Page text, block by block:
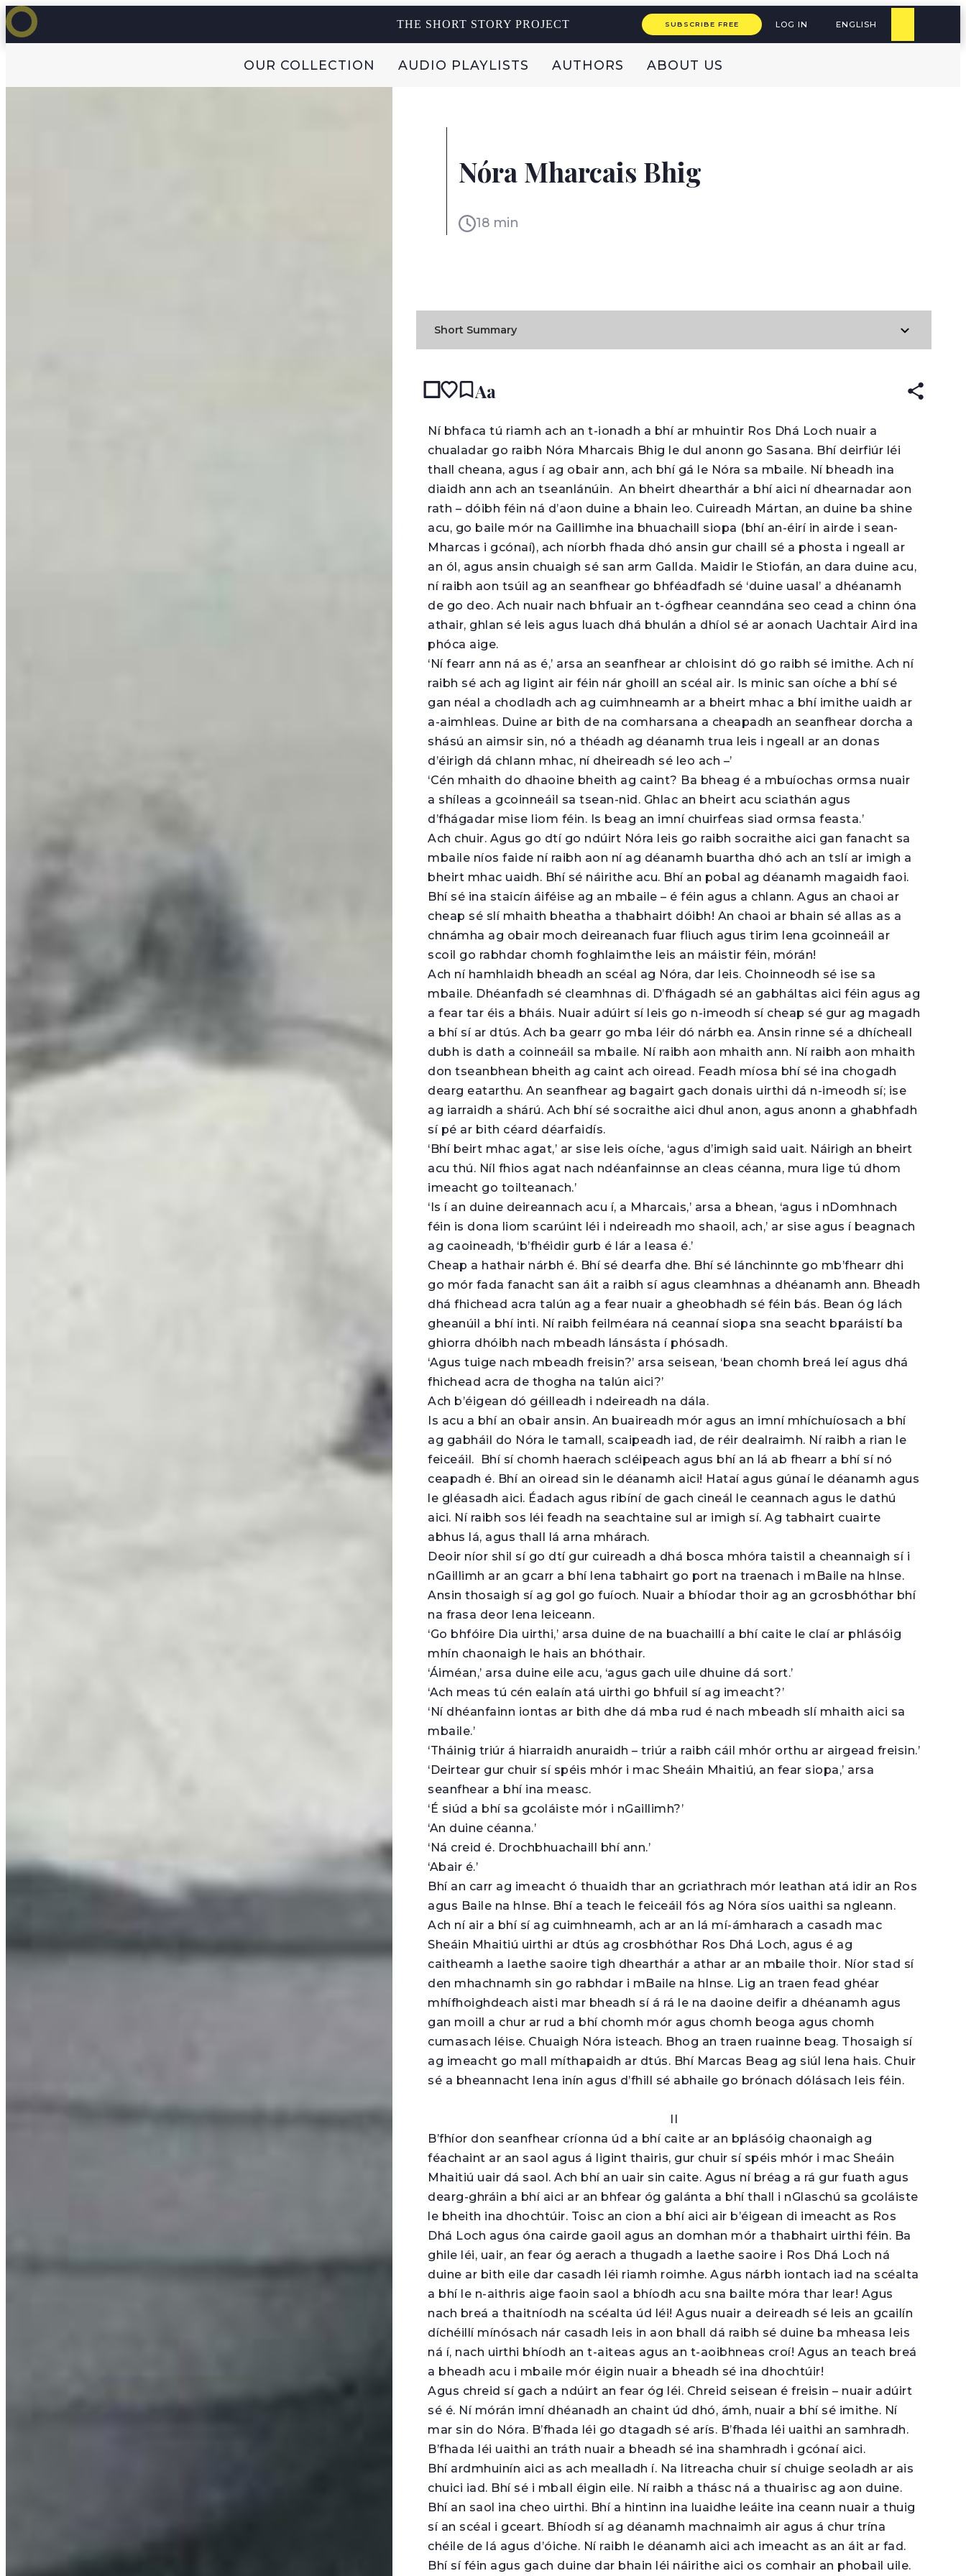
THE SHORT STORY PROJECT SUBSCRIBE FREE LOG IN ENGLISH
OUR COLLECTION AUDIO PLAYLISTS AUTHORS ABOUT US
Nóra Mharcais Bhig
18 min
Short Summary
Aa
Ní bhfaca tú riamh ach an t-ionadh a bhí ar mhuintir Ros Dhá Loch nuair a
chualadar go raibh Nóra Mharcais Bhig le dul anonn go Sasana. Bhí deirfiúr léi
thall cheana, agus í ag obair ann, ach bhí gá le Nóra sa mbaile. Ní bheadh ina
diaidh ann ach an tseanlánúin. An bheirt dhearthár a bhí aici ní dhearnadar aon
rath – dóibh féin ná d’aon duine a bhain leo. Cuireadh Mártan, an duine ba shine
acu, go baile mór na Gaillimhe ina bhuachaill siopa (bhí an-éirí in airde i sean-
Mharcas i gcónaí), ach níorbh fhada dhó ansin gur chaill sé a phosta i ngeall ar
an ól, agus ansin chuaigh sé san arm Gallda. Maidir le Stiofán, an dara duine acu,
ní raibh aon tsúil ag an seanfhear go bhféadfadh sé ‘duine uasal’ a dhéanamh
de go deo. Ach nuair nach bhfuair an t-ógfhear ceanndána seo cead a chinn óna
athair, ghlan sé leis agus luach dhá bhulán a dhíol sé ar aonach Uachtair Aird ina
phóca aige.
‘Ní fearr ann ná as é,’ arsa an seanfhear ar chloisint dó go raibh sé imithe. Ach ní
raibh sé ach ag ligint air féin nár ghoill an scéal air. Is minic san oíche a bhí sé
gan néal a chodladh ach ag cuimhneamh ar a bheirt mhac a bhí imithe uaidh ar
a-aimhleas. Duine ar bith de na comharsana a cheapadh an seanfhear dorcha a
shású an aimsir sin, nó a théadh ag déanamh trua leis i ngeall ar an donas
d’éirigh dá chlann mhac, ní dheireadh sé leo ach –’
‘Cén mhaith do dhaoine bheith ag caint? Ba bheag é a mbuíochas ormsa nuair
a shíleas a gcoinneáil sa tsean-nid. Ghlac an bheirt acu sciathán agus
d’fhágadar mise liom féin. Is beag an imní chuirfeas siad ormsa feasta.’
Ach chuir. Agus go dtí go ndúirt Nóra leis go raibh socraithe aici gan fanacht sa
mbaile níos faide ní raibh aon ní ag déanamh buartha dhó ach an tslí ar imigh a
bheirt mhac uaidh. Bhí sé náirithe acu. Bhí an pobal ag déanamh magaidh faoi.
Bhí sé ina staicín áiféise ag an mbaile – é féin agus a chlann. Agus an chaoi ar
cheap sé slí mhaith bheatha a thabhairt dóibh! An chaoi ar bhain sé allas as a
chnámha ag obair moch deireanach fuar fliuch agus tirim lena gcoinneáil ar
scoil go rabhdar chomh foghlaimthe leis an máistir féin, mórán!
Ach ní hamhlaidh bheadh an scéal ag Nóra, dar leis. Choinneodh sé ise sa
mbaile. Dhéanfadh sé cleamhnas di. D’fhágadh sé an gabháltas aici féin agus ag
a fear tar éis a bháis. Nuair adúirt sí leis go n-imeodh sí cheap sé gur ag magadh
a bhí sí ar dtús. Ach ba gearr go mba léir dó nárbh ea. Ansin rinne sé a dhícheall
dubh is dath a coinneáil sa mbaile. Ní raibh aon mhaith ann. Ní raibh aon mhaith
don tseanbhean bheith ag caint ach oiread. Feadh míosa bhí sé ina chogadh
dearg eatarthu. An seanfhear ag bagairt gach donais uirthi dá n-imeodh sí; ise
ag iarraidh a shárú. Ach bhí sé socraithe aici dhul anon, agus anonn a ghabhfadh
sí pé ar bith céard déarfaidís.
‘Bhí beirt mhac agat,’ ar sise leis oíche, ‘agus d’imigh said uait. Náirigh an bheirt
acu thú. Níl fhios agat nach ndéanfainnse an cleas céanna, mura lige tú dhom
imeacht go toilteanach.’
‘Is í an duine deireannach acu í, a Mharcais,’ arsa a bhean, ‘agus i nDomhnach
féin is dona liom scarúint léi i ndeireadh mo shaoil, ach,’ ar sise agus í beagnach
ag caoineadh, ‘b’fhéidir gurb é lár a leasa é.’
Cheap a hathair nárbh é. Bhí sé dearfa dhe. Bhí sé lánchinnte go mb’fhearr dhi
go mór fada fanacht san áit a raibh sí agus cleamhnas a dhéanamh ann. Bheadh
dhá fhichead acra talún ag a fear nuair a gheobhadh sé féin bás. Bean óg lách
gheanúil a bhí inti. Ní raibh feilméara ná ceannaí siopa sna seacht bparáistí ba
ghiorra dhóibh nach mbeadh lánsásta í phósadh.
‘Agus tuige nach mbeadh freisin?’ arsa seisean, ‘bean chomh breá leí agus dhá
fhichead acra de thogha na talún aici?’
Ach b’éigean dó géilleadh i ndeireadh na dála.
Is acu a bhí an obair ansin. An buaireadh mór agus an imní mhíchuíosach a bhí
ag gabháil do Nóra le tamall, scaipeadh iad, de réir dealraimh. Ní raibh a rian le
feiceáil. Bhí sí chomh haerach scléipeach agus bhí an lá ab fhearr a bhí sí nó
ceapadh é. Bhí an oiread sin le déanamh aici! Hataí agus gúnaí le déanamh agus
le gléasadh aici. Éadach agus ribíní de gach cineál le ceannach agus le dathú
aici. Ní raibh sos léi feadh na seachtaine sul ar imigh sí. Ag tabhairt cuairte
abhus lá, agus thall lá arna mhárach.
Deoir níor shil sí go dtí gur cuireadh a dhá bosca mhóra taistil a cheannaigh sí i
nGaillimh ar an gcarr a bhí lena tabhairt go port na traenach i mBaile na hInse.
Ansin thosaigh sí ag gol go fuíoch. Nuair a bhíodar thoir ag an gcrosbhóthar bhí
na frasa deor lena leiceann.
‘Go bhfóire Dia uirthi,’ arsa duine de na buachaillí a bhí caite le claí ar phlásóig
mhín chaonaigh le hais an bhóthair.
‘Áiméan,’ arsa duine eile acu, ‘agus gach uile dhuine dá sort.’
‘Ach meas tú cén ealaín atá uirthi go bhfuil sí ag imeacht?’
‘Ní dhéanfainn iontas ar bith dhe dá mba rud é nach mbeadh slí mhaith aici sa
mbaile.’
‘Tháinig triúr á hiarraidh anuraidh – triúr a raibh cáil mhór orthu ar airgead freisin.’
‘Deirtear gur chuir sí spéis mhór i mac Sheáin Mhaitiú, an fear siopa,’ arsa
seanfhear a bhí ina measc.
‘É siúd a bhí sa gcoláiste mór i nGaillimh?’
‘An duine céanna.’
‘Ná creid é. Drochbhuachaill bhí ann.’
‘Abair é.’
Bhí an carr ag imeacht ó thuaidh thar an gcriathrach mór leathan atá idir an Ros
agus Baile na hInse. Bhí a teach le feiceáil fós ag Nóra síos uaithi sa ngleann.
Ach ní air a bhí sí ag cuimhneamh, ach ar an lá mí-ámharach a casadh mac
Sheáin Mhaitiú uirthi ar dtús ag crosbhóthar Ros Dhá Loch, agus é ag
caitheamh a laethe saoire tigh dhearthár a athar ar an mbaile thoir. Níor stad sí
den mhachnamh sin go rabhdar i mBaile na hInse. Lig an traen fead ghéar
mhífhoighdeach aisti mar bheadh sí á rá le na daoine deifir a dhéanamh agus
gan moill a chur ar rud a bhí chomh mór agus chomh beoga agus chomh
cumasach léise. Chuaigh Nóra isteach. Bhog an traen ruainne beag. Thosaigh sí
ag imeacht go mall míthapaidh ar dtús. Bhí Marcas Beag ag siúl lena hais. Chuir
sé a bheannacht lena inín agus d’fhill sé abhaile go brónach dólásach leis féin.
II
B’fhíor don seanfhear críonna úd a bhí caite ar an bplásóig chaonaigh ag
féachaint ar an saol agus á ligint thairis, gur chuir sí spéis mhór i mac Sheáin
Mhaitiú uair dá saol. Ach bhí an uair sin caite. Agus ní bréag a rá gur fuath agus
dearg-ghráin a bhí aici ar an bhfear óg galánta a bhí thall i nGlaschú sa gcoláiste
le bheith ina dhochtúir. Toisc an cion a bhí aici air b’éigean di imeacht as Ros
Dhá Loch agus óna cairde gaoil agus an domhan mór a thabhairt uirthi féin. Ba
ghile léi, uair, an fear óg aerach a thugadh a laethe saoire i Ros Dhá Loch ná
duine ar bith eile dar casadh léi riamh roimhe. Agus nárbh iontach iad na scéalta
a bhí le n-aithris aige faoin saol a bhíodh acu sna bailte móra thar lear! Agus
nach breá a thaitníodh na scéalta úd léi! Agus nuair a deireadh sé leis an gcailín
díchéillí mínósach nár casadh leis in aon bhall dá raibh sé duine ba mheasa leis
ná í, nach uirthi bhíodh an t-aiteas agus an t-aoibhneas croí! Agus an teach breá
a bheadh acu i mbaile mór éigin nuair a bheadh sé ina dhochtúir!
Agus chreid sí gach a ndúirt an fear óg léi. Chreid seisean é freisin – nuair adúirt
sé é. Ní mórán imní dhéanadh an chaint úd dhó, ámh, nuair a bhí sé imithe. Ní
mar sin do Nóra. B’fhada léi go dtagadh sé arís. B’fhada léi uaithi an samhradh.
B’fhada léi uaithi an tráth nuair a bheadh sé ina shamhradh i gcónaí aici.
Bhí ardmhuinín aici as ach mealladh í. Na litreacha chuir sí chuige seoladh ar ais
chuici iad. Bhí sé i mball éigin eile. Ní raibh a thásc ná a thuairisc ag aon duine.
Bhí an saol ina cheo uirthi. Bhí a hintinn ina luaidhe leáite ina ceann nuair a thuig
sí an scéal i gceart. Bhíodh sí ag déanamh machnaimh air agus á chur trína
chéile de lá agus d’óiche. Ní raibh le déanamh aici ach imeacht as an áit ar fad.
Bhí sí féin agus gach duine dar bhain léi náirithe aici os comhair an phobail uile.